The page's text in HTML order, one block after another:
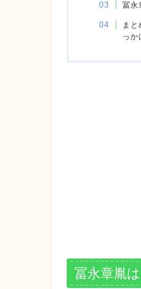
冨永
ま
っか
冨永章胤